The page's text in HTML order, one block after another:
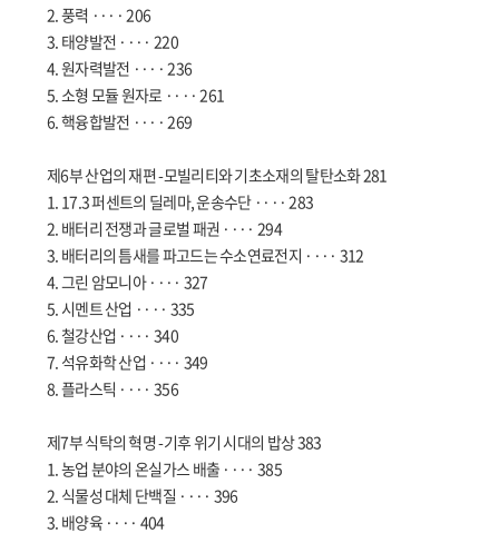
2. 풍력 ···· 206
3. 태양발전 ···· 220
4. 원자력발전 ···· 236
5. 소형 모듈 원자로 ···· 261
6. 핵융합발전 ···· 269
제6부 산업의 재편 -모빌리티와 기초소재의 탈탄소화 281
1. 17.3 퍼센트의 딜레마, 운송수단 ···· 283
2. 배터리 전쟁과 글로벌 패권 ···· 294
3. 배터리의 틈새를 파고드는 수소연료전지 ···· 312
4. 그린 암모니아 ···· 327
5. 시멘트 산업 ···· 335
6. 철강산업 ···· 340
7. 석유화학 산업 ···· 349
8. 플라스틱 ···· 356
제7부 식탁의 혁명 -기후 위기 시대의 밥상 383
1. 농업 분야의 온실가스 배출 ···· 385
2. 식물성 대체 단백질 ···· 396
3. 배양육 ···· 404